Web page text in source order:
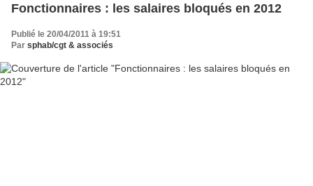
Fonctionnaires : les salaires bloqués en 2012
Publié le 20/04/2011 à 19:51
Par sphab/cgt & associés